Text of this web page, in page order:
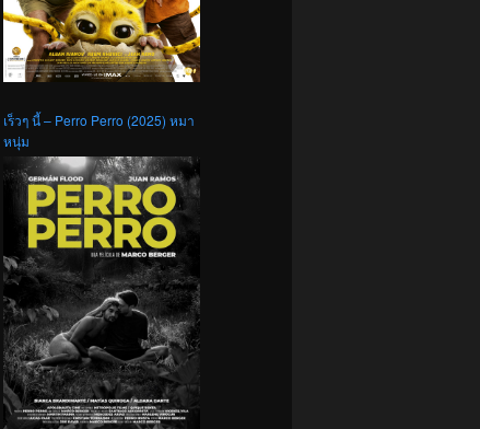
เร็วๆ นี้ – Perro Perro (2025) หมา
หนุ่ม